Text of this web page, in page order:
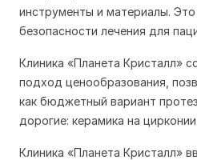
инструменты и материалы. Это
безопасности лечения для
Клиника «Планета Кристалл»
подход ценообразования,
как бюджетный вариант
дорогие: керамика на
Клиника «Планета Кристалл»